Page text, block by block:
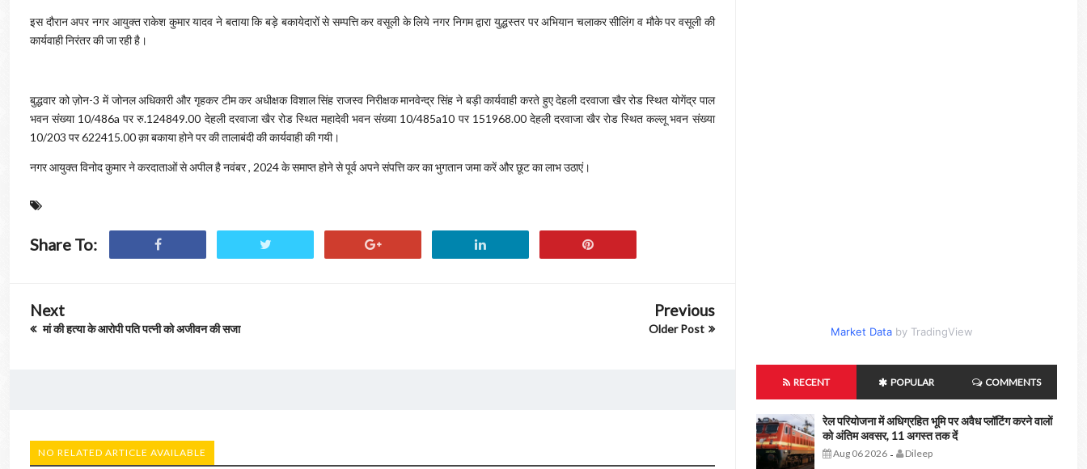
इस दौरान अपर नगर आयुक्त राकेश कुमार यादव ने बताया कि बड़े बकायेदारों से सम्पत्ति कर वसूली के लिये नगर निगम द्वारा युद्धस्तर पर अभियान चलाकर सीलिंग व मौके पर वसूली की
कार्यवाही निरंतर की जा रही है।
बुद्धवार को ज़ोन-3 में जोनल अधिकारी और गृहकर टीम कर अधीक्षक विशाल सिंह राजस्व निरीक्षक मानवेन्द्र सिंह ने बड़ी कार्यवाही करते हुए देहली दरवाजा खैर रोड स्थित योगेंद्र पाल
भवन संख्या 10/486a पर रु.124849.00 देहली दरवाजा खैर रोड स्थित महादेवी भवन संख्या 10/485a10 पर 151968.00 देहली दरवाजा खैर रोड स्थित कल्लू भवन संख्या
10/203 पर 622415.00 क़ा बकाया होने पर की तालाबंदी की कार्यवाही की गयी।
नगर आयुक्त विनोद कुमार ने करदाताओं से अपील है नवंबर , 2024 के समाप्त होने से पूर्व अपने संपत्ति कर का भुगतान जमा करें और छूट का लाभ उठाएं।
Share To:
Next
मां की हत्या के आरोपी पति पत्नी को अजीवन की सजा
Previous
Older Post
NO RELATED ARTICLE AVAILABLE
Market Databy TradingView
RECENT POPULAR COMMENTS
रेल परियोजना में अधिग्रहित भूमि पर अवैध प्लॉटिंग करने वालों
को अंतिम अवसर, 11 अगस्त तक दें
Aug 06 2026- Dileep